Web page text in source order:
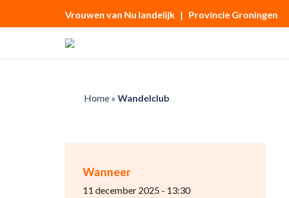
Vrouwen van Nu landelijk | Provincie Groningen
Home» Wandelclub
Wanneer
11 december 2025 - 13:30